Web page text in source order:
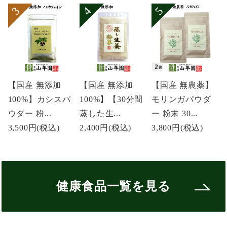
【国産 無添加
100%】カシスパ
ウダー 粉...
3,500円(税込)
【国産 無添加
100%】【30分間
蒸した生...
2,400円(税込)
【国産 無農薬】
モリンガパウダ
ー 粉末 30...
3,800円 (税込)
健康食品一覧を見る